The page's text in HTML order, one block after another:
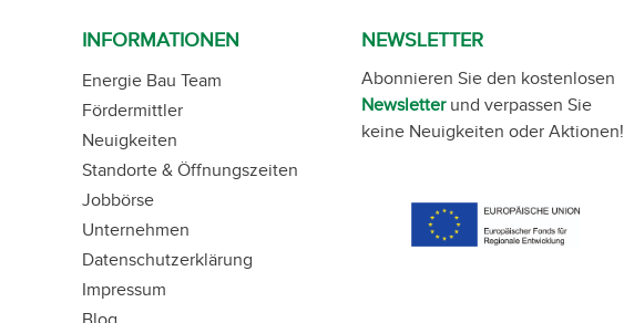
INFORMATIONEN
Energie Bau Team
Fördermittler
Neuigkeiten
Standorte & Öffnungszeiten
Jobbörse
Unternehmen
Datenschutzerklärung
Impressum
Blog
NEWSLETTER
Abonnieren Sie den kostenlosen
Newsletterund verpassen Sie
keine Neuigkeiten oder Aktionen!